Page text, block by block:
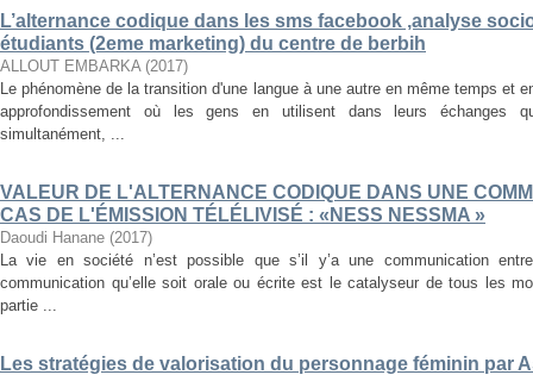
L’alternance codique dans les sms facebook ,analyse
étudiants (2eme marketing) du centre de berbih
ALLOUT EMBARKA (2017)
Le phénomène de la transition d'une langue à une autre en même temps et
approfondissement où les gens en utilisent dans leurs échanges
simultanément, ...
VALEUR DE L'ALTERNANCE CODIQUE DANS UNE
CAS DE L'ÉMISSION TÉLÉLIVISÉ : «NESS NESSMA »
Daoudi Hanane (2017)
La vie en société n’est possible que s’il y’a une communication
communication qu’elle soit orale ou écrite est le catalyseur de tous les
partie ...
Les stratégies de valorisation du personnage féminin par